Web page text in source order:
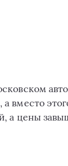
вместо
а цены